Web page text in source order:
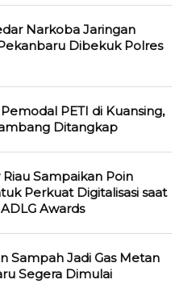
Narkoba Jaringan
Dibekuk Polres
PETI di Kuansing,
Ditangkap
Sampaikan Poin
Perkuat Digitalisasi saat
Awards
Sampah Jadi Gas Metan
Segera Dimulai